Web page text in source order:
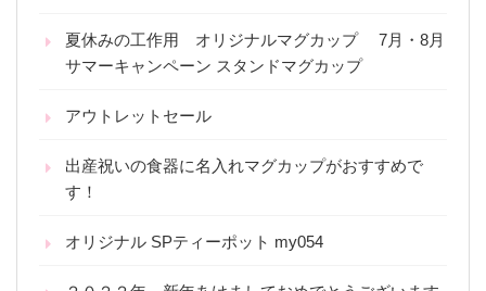
夏休みの工作用 オリジナルマグカップ 7月・8月
サマーキャンペーン スタンドマグカップ
アウトレットセール
出産祝いの食器に名入れマグカップがおすすめで
す！
オリジナル SPティーポット my054